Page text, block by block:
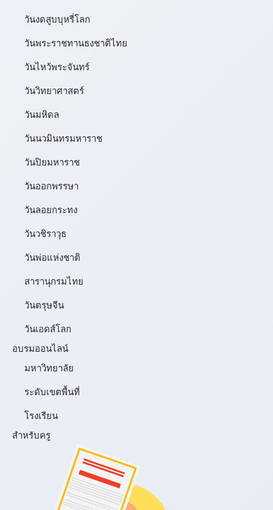
วันงดสูบบุหรี่โลก
วันพระราชทานธงชาติไทย
วันไหว้พระจันทร์​
วันวิทยาศาสตร์
วันมหิดล
วันนวมินทรมหาราช
วันปิยมหาราช
วันออกพรรษา
วันลอยกระทง
วันวชิราวุธ
วันพ่อแห่งชาติ
สารานุกรมไทย
วันตรุษจีน
วันเอดส์โลก
อบรมออนไลน์
มหาวิทยาลัย
ระดับเขตพื้นที่
โรงเรียน
สำหรับครู